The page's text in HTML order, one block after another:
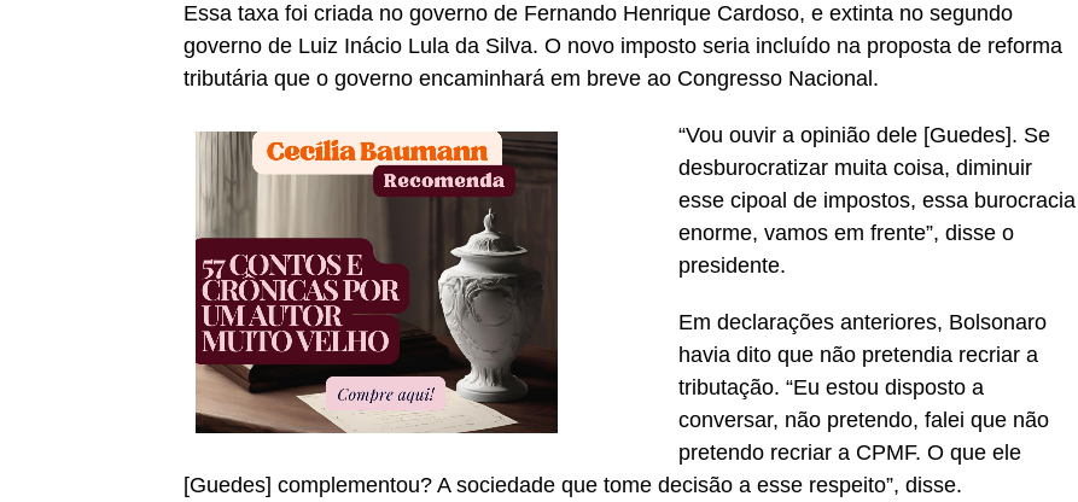
Essa taxa foi criada no governo de Fernando Henrique Cardoso, e extinta no segundo
governo de Luiz Inácio Lula da Silva. O novo imposto seria incluído na proposta de reforma
tributária que o governo encaminhará em breve ao Congresso Nacional.
“Vou ouvir a opinião dele [Guedes]. Se
desburocratizar muita coisa, diminuir
esse cipoal de impostos, essa burocracia
enorme, vamos em frente”, disse o
presidente.
Em declarações anteriores, Bolsonaro
havia dito que não pretendia recriar a
tributação. “Eu estou disposto a
conversar, não pretendo, falei que não
pretendo recriar a CPMF. O que ele
[Guedes] complementou? A sociedade que tome decisão a esse respeito”, disse.